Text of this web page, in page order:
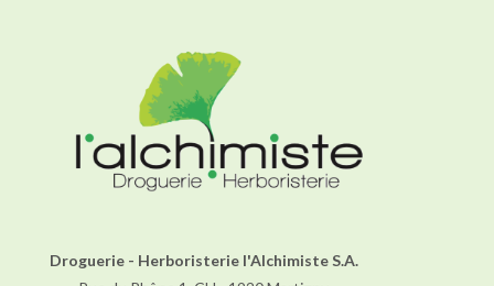
Droguerie - Herboristerie l'Alchimiste S.A.